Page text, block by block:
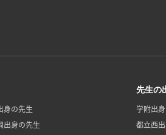
身の先生
出身の先生
先生の
学附出
都立西